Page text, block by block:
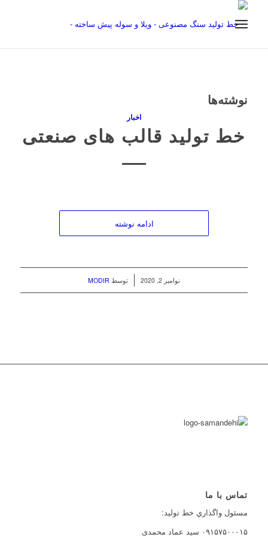
نوشته‌ها
اخبار
خط تولید قالب های صنعتی
ادامه نوشته
نوامبر 2, 2020
/ توسط MODIR
تماس با ما
مسئول واگذاري خط توليد:
۰۹۱۵۷۵۰۰۰۱۵ سید عماد محمدی